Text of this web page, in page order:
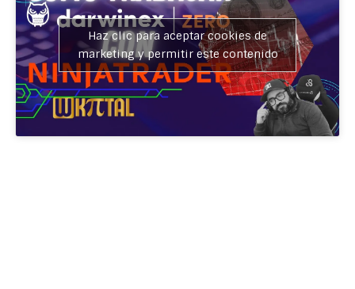
Haz clic para aceptar cookies de
marketing y permitir este contenido